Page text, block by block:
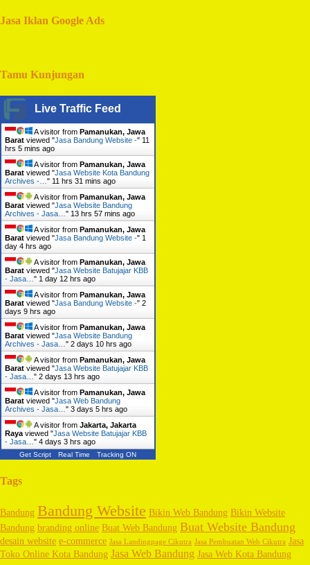
Jasa Iklan Google Ads
Tamu Kunjungan
Live Traffic Feed
A visitor from Pamanukan, Jawa
Barat viewed "Jasa Bandung Website -" 11
hrs 5 mins ago
A visitor from Pamanukan, Jawa
Barat viewed "Jasa Website Kota Bandung
Archives -…" 11 hrs 31 mins ago
A visitor from Pamanukan, Jawa
Barat viewed "Jasa Website Bandung
Archives - Jasa…" 13 hrs 57 mins ago
A visitor from Pamanukan, Jawa
Barat viewed "Jasa Bandung Website -" 1
day 4 hrs ago
A visitor from Pamanukan, Jawa
Barat viewed "Jasa Website Batujajar KBB
- Jasa…" 1 day 12 hrs ago
A visitor from Pamanukan, Jawa
Barat viewed "Jasa Bandung Website -" 2
days 9 hrs ago
A visitor from Pamanukan, Jawa
Barat viewed "Jasa Website Bandung
Archives - Jasa…" 2 days 10 hrs ago
A visitor from Pamanukan, Jawa
Barat viewed "Jasa Website Batujajar KBB
- Jasa…" 2 days 13 hrs ago
A visitor from Pamanukan, Jawa
Barat viewed "Jasa Web Bandung
Archives - Jasa…" 3 days 5 hrs ago
A visitor from Jakarta, Jakarta
Rayaviewed "Jasa Website Batujajar KBB
- Jasa…" 4 days 3 hrs ago
Get Script Real Time Tracking ON
Tags
Bandung Bandung Website Bikin Web Bandung Bikin Website
Bandung branding online Buat Web Bandung Buat Website Bandung
desain website e-commerce Jasa Landingpage Cikutra Jasa Pembuatan Web Cikutra Jasa
Toko Online Kota Bandung Jasa Web Bandung Jasa Web Kota Bandung